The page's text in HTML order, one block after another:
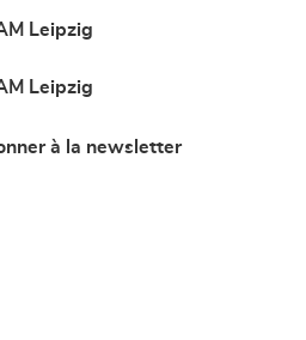
Leipzig
Leipzig
à la newsletter